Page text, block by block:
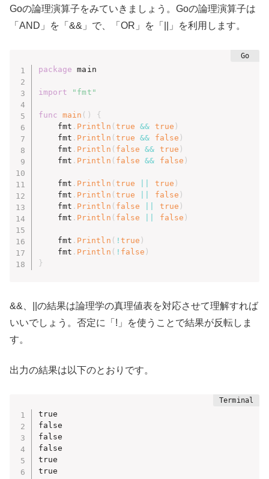
Goの論理演算子をみていきましょう。Goの論理演算子は
「AND」を「&&」で、「OR」を「||」を利用します。
package main
import "fmt"
func main ( )
{
	fmt
. Println ( true && true )
	fmt
. Println ( true && false )
	fmt
. Println ( false && true )
	fmt
. Println ( false && false )
	fmt
. Println ( true true )
	fmt
. Println ( true false )
	fmt
. Println ( false true )
	fmt
. Println ( false false )
	fmt
. Println ( ! true )
	fmt
. Println ( ! false )
}
&&、||の結果は論理学の真理値表を対応させて理解すれば
いいでしょう。否定に「!」を使うことで結果が反転しま
す。
出力の結果は以下のとおりです。
true
false
false
false
true
true